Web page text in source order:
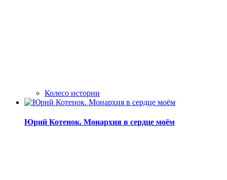
Колесо истории
Юрий Котенок. Монархия в сердце моём